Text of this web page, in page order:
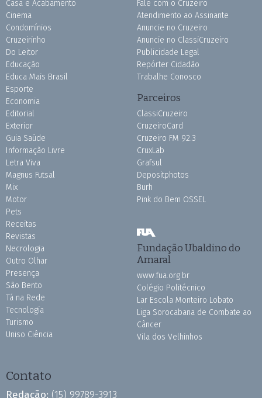
Casa e Acabamento
Cinema
Condomínios
Cruzeirinho
Do Leitor
Educação
Educa Mais Brasil
Esporte
Economia
Editorial
Exterior
Guia Saúde
Informação Livre
Letra Viva
Magnus Futsal
Mix
Motor
Pets
Receitas
Revistas
Necrologia
Outro Olhar
Presença
São Bento
Tá na Rede
Tecnologia
Turismo
Uniso Ciência
Fale com o Cruzeiro
Atendimento ao Assinante
Anuncie no Cruzeiro
Anuncie no ClassiCruzeiro
Publicidade Legal
Repórter Cidadão
Trabalhe Conosco
Parceiros
ClassiCruzeiro
CruzeiroCard
Cruzeiro FM 92.3
CruxLab
Grafsul
Depositphotos
Burh
Pink do Bem OSSEL
Fundação Ubaldino do
Amaral
www.fua.org.br
Colégio Politécnico
Lar Escola Monteiro Lobato
Liga Sorocabana de Combate ao
Câncer
Vila dos Velhinhos
Contato
Redação: (15) 99789-3913